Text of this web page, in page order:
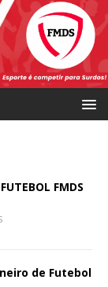
FMDS
de Futebol